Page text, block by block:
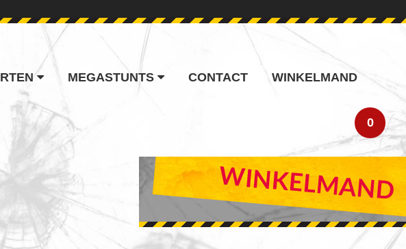
MEGASTUNTS CONTACT WINKELMAND
0
PRIMARY
SIDEBAR WINKELMAND